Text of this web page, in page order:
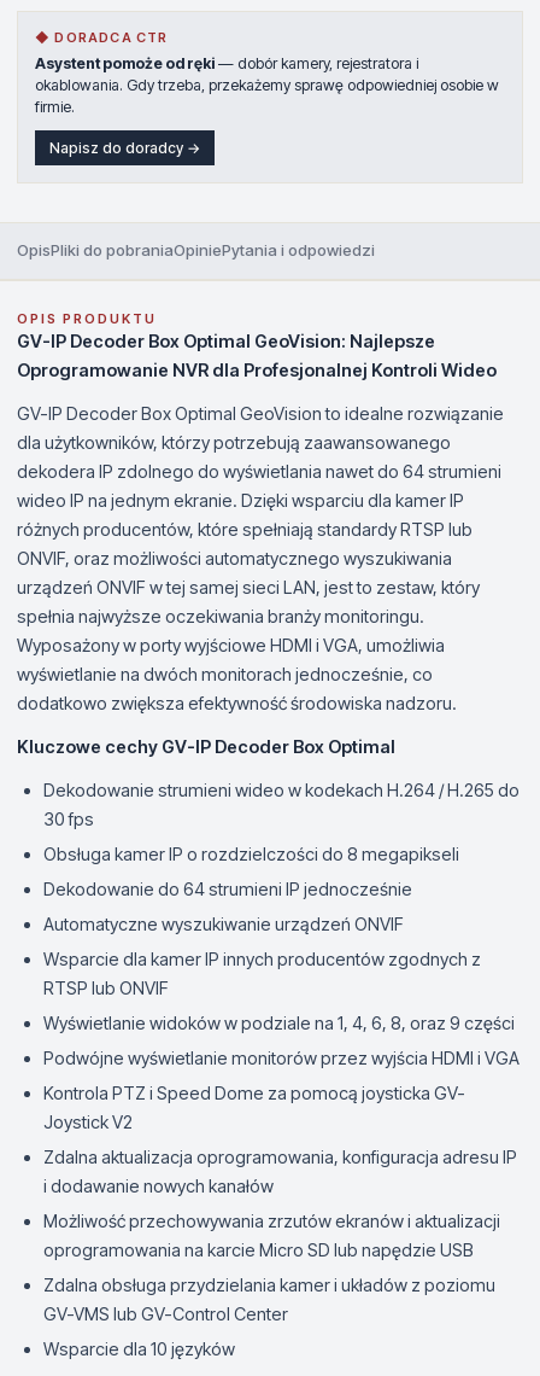
◆ DORADCA CTR
Asystent pomoże od ręki — dobór kamery, rejestratora i
okablowania. Gdy trzeba, przekażemy sprawę odpowiedniej osobie w
firmie.
Napisz do doradcy →
OpisPliki do pobraniaOpiniePytania i odpowiedzi
OPIS PRODUKTU
GV-IP Decoder Box Optimal GeoVision: Najlepsze
Oprogramowanie NVR dla Profesjonalnej Kontroli Wideo
GV-IP Decoder Box Optimal GeoVision to idealne rozwiązanie
dla użytkowników, którzy potrzebują zaawansowanego
dekodera IP zdolnego do wyświetlania nawet do 64 strumieni
wideo IP na jednym ekranie. Dzięki wsparciu dla kamer IP
różnych producentów, które spełniają standardy RTSP lub
ONVIF, oraz możliwości automatycznego wyszukiwania
urządzeń ONVIF w tej samej sieci LAN, jest to zestaw, który
spełnia najwyższe oczekiwania branży monitoringu.
Wyposażony w porty wyjściowe HDMI i VGA, umożliwia
wyświetlanie na dwóch monitorach jednocześnie, co
dodatkowo zwiększa efektywność środowiska nadzoru.
Kluczowe cechy GV-IP Decoder Box Optimal
Dekodowanie strumieni wideo w kodekach H.264 / H.265 do
30 fps
Obsługa kamer IP o rozdzielczości do 8 megapikseli
Dekodowanie do 64 strumieni IP jednocześnie
Automatyczne wyszukiwanie urządzeń ONVIF
Wsparcie dla kamer IP innych producentów zgodnych z
RTSP lub ONVIF
Wyświetlanie widoków w podziale na 1, 4, 6, 8, oraz 9 części
Podwójne wyświetlanie monitorów przez wyjścia HDMI i VGA
Kontrola PTZ i Speed Dome za pomocą joysticka GV-
Joystick V2
Zdalna aktualizacja oprogramowania, konfiguracja adresu IP
i dodawanie nowych kanałów
Możliwość przechowywania zrzutów ekranów i aktualizacji
oprogramowania na karcie Micro SD lub napędzie USB
Zdalna obsługa przydzielania kamer i układów z poziomu
GV-VMS lub GV-Control Center
Wsparcie dla 10 języków